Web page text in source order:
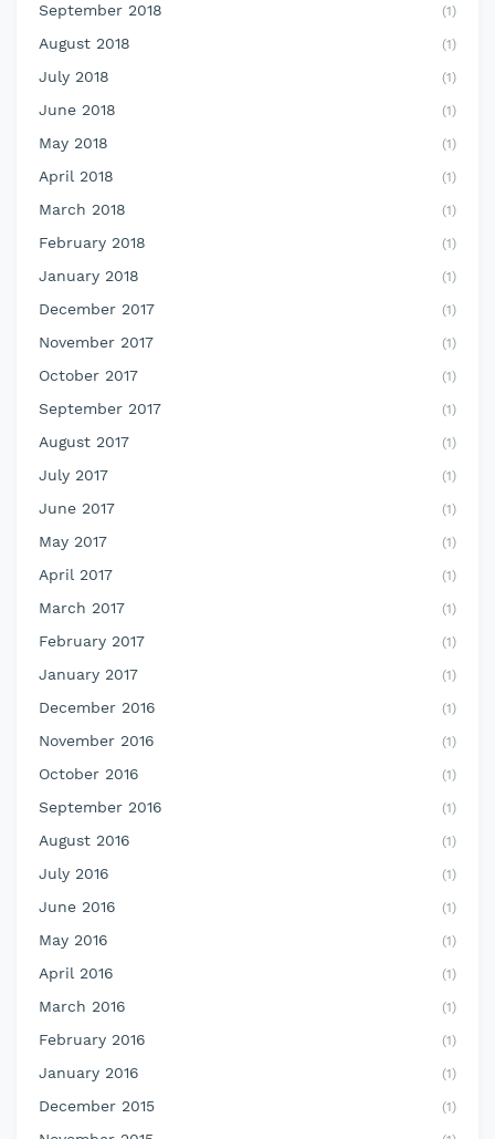
September 2018 (1)
August 2018 (1)
July 2018 (1)
June 2018 (1)
May 2018 (1)
April 2018 (1)
March 2018 (1)
February 2018 (1)
January 2018 (1)
December 2017 (1)
November 2017 (1)
October 2017 (1)
September 2017 (1)
August 2017 (1)
July 2017 (1)
June 2017 (1)
May 2017 (1)
April 2017 (1)
March 2017 (1)
February 2017 (1)
January 2017 (1)
December 2016 (1)
November 2016 (1)
October 2016 (1)
September 2016 (1)
August 2016 (1)
July 2016 (1)
June 2016 (1)
May 2016 (1)
April 2016 (1)
March 2016 (1)
February 2016 (1)
January 2016 (1)
December 2015 (1)